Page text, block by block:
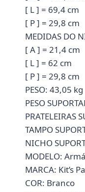
[ L ] = 69,4 cm
[ P ] = 29,8 cm
MEDIDAS DO
[ A ] = 21,4 cm
[ L ] = 62 cm
[ P ] = 29,8 cm
PESO: 43,05 kg
PESO
PRATELEIRAS
TAMPO
NICHO
MODELO:
MARCA: Kit’s
COR: Branco